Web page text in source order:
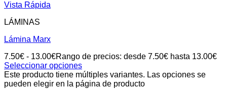
Vista Rápida
LÁMINAS
Lámina Marx
7.50€ - 13.00€Rango de precios: desde 7.50€ hasta 13.00€
Seleccionar opciones
Este producto tiene múltiples variantes. Las opciones se
pueden elegir en la página de producto